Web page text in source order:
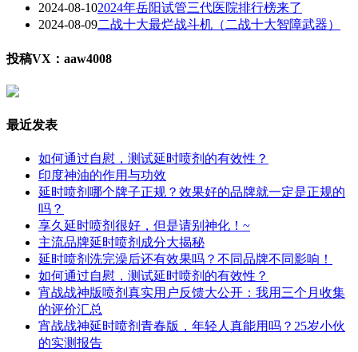
2024-08-102024年岳阳试管三代医院排行榜来了
2024-08-09二战十大最烂战斗机（二战十大智障武器）
投稿VX：aaw4008
最近发表
如何通过自慰，测试延时喷剂的有效性？
印度神油的作用与功效
延时喷剂哪个牌子正规？效果好的品牌就一定是正规的
吗？
享久延时喷剂很好，但是请别神化！~
主流品牌延时喷剂成分大揭秘
延时喷剂洗完澡后还有效果吗？不同品牌不同影响！
如何通过自慰，测试延时喷剂的有效性？
宵战战神版喷剂真实用户反馈大公开：我用三个月收集
的评价汇总
宵战战神延时喷剂青春版，年轻人真能用吗？25岁小伙
的实测报告